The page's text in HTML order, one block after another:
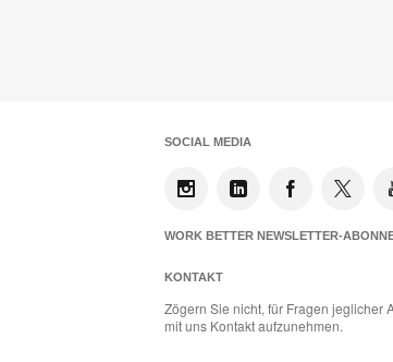
SOCIAL MEDIA
WORK BETTER NEWSLETTER-
KONTAKT
Zögern Sie nicht, für Fragen jeglicher
mit uns Kontakt aufzunehmen.